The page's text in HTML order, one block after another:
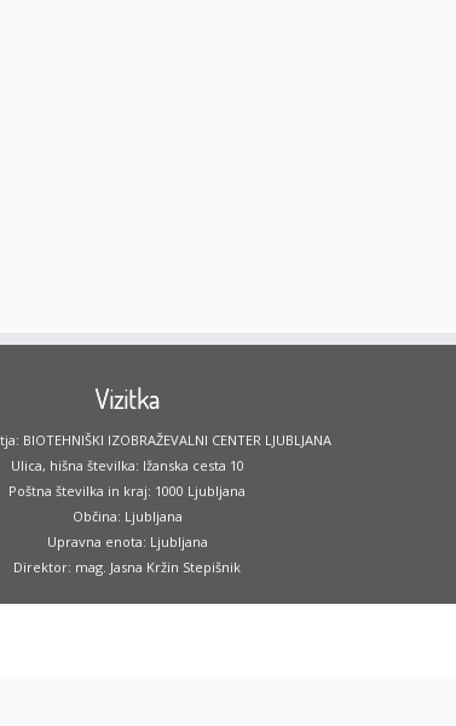
Vizitka
BIOTEHNIŠKI IZOBRAŽEVALNI CENTER LJUBLJANA
Ulica, hišna številka: Ižanska cesta 10
Poštna številka in kraj: 1000 Ljubljana
Občina: Ljubljana
Upravna enota: Ljubljana
Direktor: mag. Jasna Kržin Stepišnik